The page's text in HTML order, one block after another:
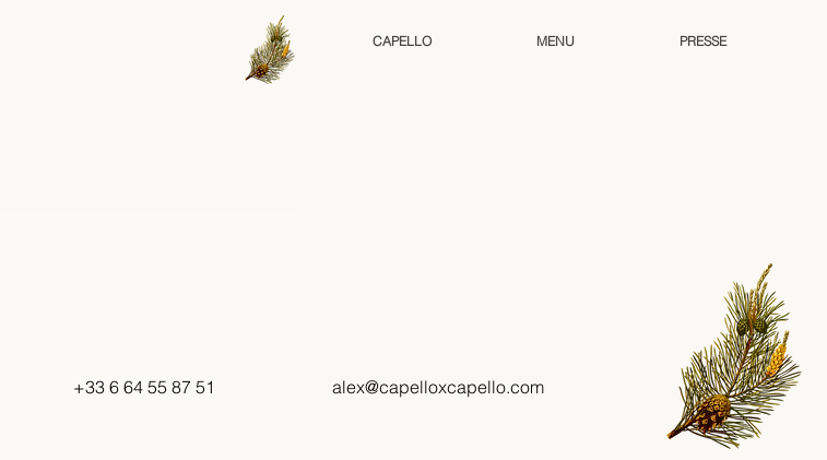
CAPELLO MENU PRESSE
+33 6 64 55 87 51 alex@capelloxcapello.com